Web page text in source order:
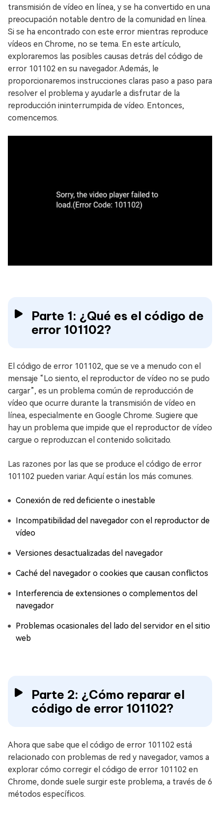
transmisión de vídeo en línea, y se ha convertido en una
preocupación notable dentro de la comunidad en línea.
Si se ha encontrado con este error mientras reproduce
vídeos en Chrome, no se tema. En este artículo,
exploraremos las posibles causas detrás del código de
error 101102 en su navegador. Además, le
proporcionaremos instrucciones claras paso a paso para
resolver el problema y ayudarle a disfrutar de la
reproducción ininterrumpida de vídeo. Entonces,
comencemos.
Parte 1: ¿Qué es el código de
error 101102?
El código de error 101102, que se ve a menudo con el
mensaje “Lo siento, el reproductor de vídeo no se pudo
cargar”, es un problema común de reproducción de
vídeo que ocurre durante la transmisión de vídeo en
línea, especialmente en Google Chrome. Sugiere que
hay un problema que impide que el reproductor de vídeo
cargue o reproduzcan el contenido solicitado.
Las razones por las que se produce el código de error
101102 pueden variar. Aquí están los más comunes.
Conexión de red deficiente o inestable
Incompatibilidad del navegador con el reproductor de
vídeo
Versiones desactualizadas del navegador
Caché del navegador o cookies que causan conflictos
Interferencia de extensiones o complementos del
navegador
Problemas ocasionales del lado del servidor en el sitio
web
Parte 2: ¿Cómo reparar el
código de error 101102?
Ahora que sabe que el código de error 101102 está
relacionado con problemas de red y navegador, vamos a
explorar cómo corregir el código de error 101102 en
Chrome, donde suele surgir este problema, a través de 6
métodos específicos.